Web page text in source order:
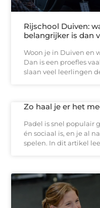
Rijschool Duiven:
belangrijker is dan
Woon je in Duiven en
Dan is een proefles
slaan veel leerlingen
Zo haal je er het
Padel is snel populair
én sociaal is, en je al
spelen. In dit artikel